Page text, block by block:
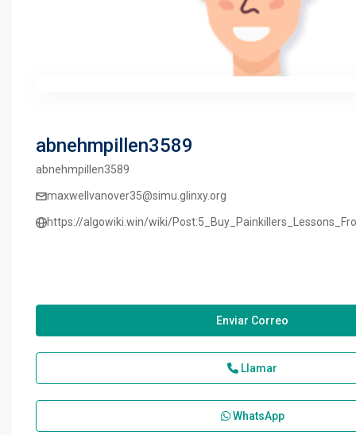
abnehmpillen3589
abnehmpillen3589
maxwellvanover35@simu.glinxy.org
https://algowiki.win/wiki/
Enviar Correo
Llamar
WhatsApp